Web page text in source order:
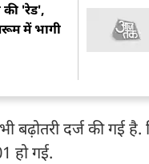
की 'रेड',
में भागी
भी बढ़ोतरी दर्ज की
हो गई.